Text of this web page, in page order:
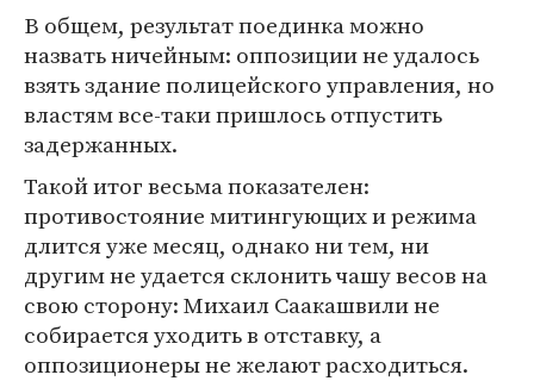
В общем, результат поединка можно
назвать ничейным: оппозиции не удалось
взять здание полицейского управления, но
властям все-таки пришлось отпустить
задержанных.
Такой итог весьма показателен:
противостояние митингующих и режима
длится уже месяц, однако ни тем, ни
другим не удается склонить чашу весов на
свою сторону: Михаил Саакашвили не
собирается уходить в отставку, а
оппозиционеры не желают расходиться.